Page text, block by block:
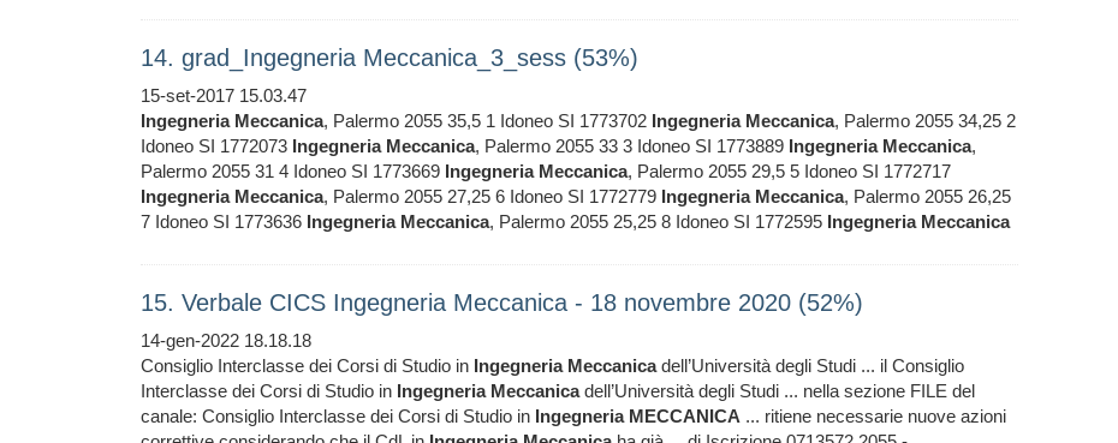
14. grad_Ingegneria Meccanica_3_sess (53%)
15-set-2017 15.03.47
Ingegneria Meccanica, Palermo 2055 35,5 1 Idoneo SI 1773702 Ingegneria Meccanica, Palermo 2055 34,25 2
Idoneo SI 1772073 Ingegneria Meccanica, Palermo 2055 33 3 Idoneo SI 1773889 Ingegneria Meccanica,
Palermo 2055 31 4 Idoneo SI 1773669 Ingegneria Meccanica, Palermo 2055 29,5 5 Idoneo SI 1772717
Ingegneria Meccanica, Palermo 2055 27,25 6 Idoneo SI 1772779 Ingegneria Meccanica, Palermo 2055 26,25
7 Idoneo SI 1773636 Ingegneria Meccanica, Palermo 2055 25,25 8 Idoneo SI 1772595 Ingegneria Meccanica
15. Verbale CICS Ingegneria Meccanica - 18 novembre 2020 (52%)
14-gen-2022 18.18.18
Consiglio Interclasse dei Corsi di Studio in Ingegneria Meccanicadell’Università degli Studi ... il Consiglio
Interclasse dei Corsi di Studio in Ingegneria Meccanicadell’Università degli Studi ... nella sezione FILE del
canale: Consiglio Interclasse dei Corsi di Studio in Ingegneria MECCANICA ... ritiene necessarie nuove azioni